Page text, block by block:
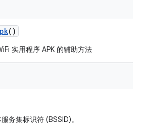
()
实用程序 APK 的辅助方法
务集标识符 (BSSID)。